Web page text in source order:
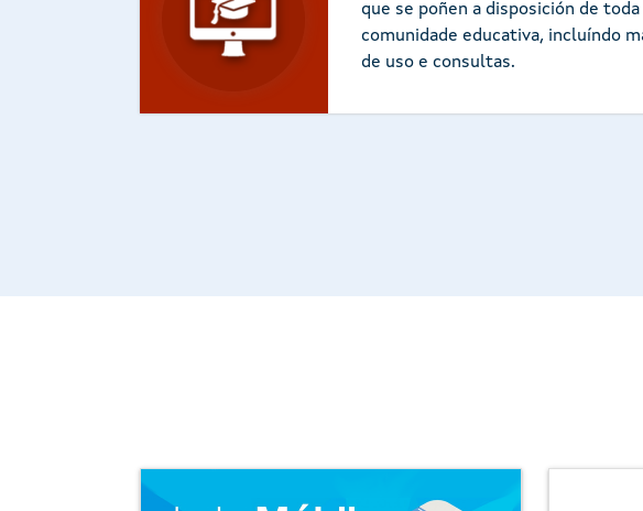
que se poñen a disposición de toda
comunidade educativa, incluíndo
de uso e consultas.